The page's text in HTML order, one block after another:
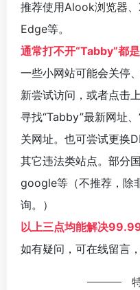
推荐使用Alook浏览器、
Edge等。
通常打不开“Tabby”都
一些小网站可能会关停
新尝试访问，或者点击
寻找“Tabby”最新网址
关网址。也可尝试更换
其它违法类站点。部分
google等（不推荐，除
询。）
以上三点均能解决
如有疑问，可在线留言